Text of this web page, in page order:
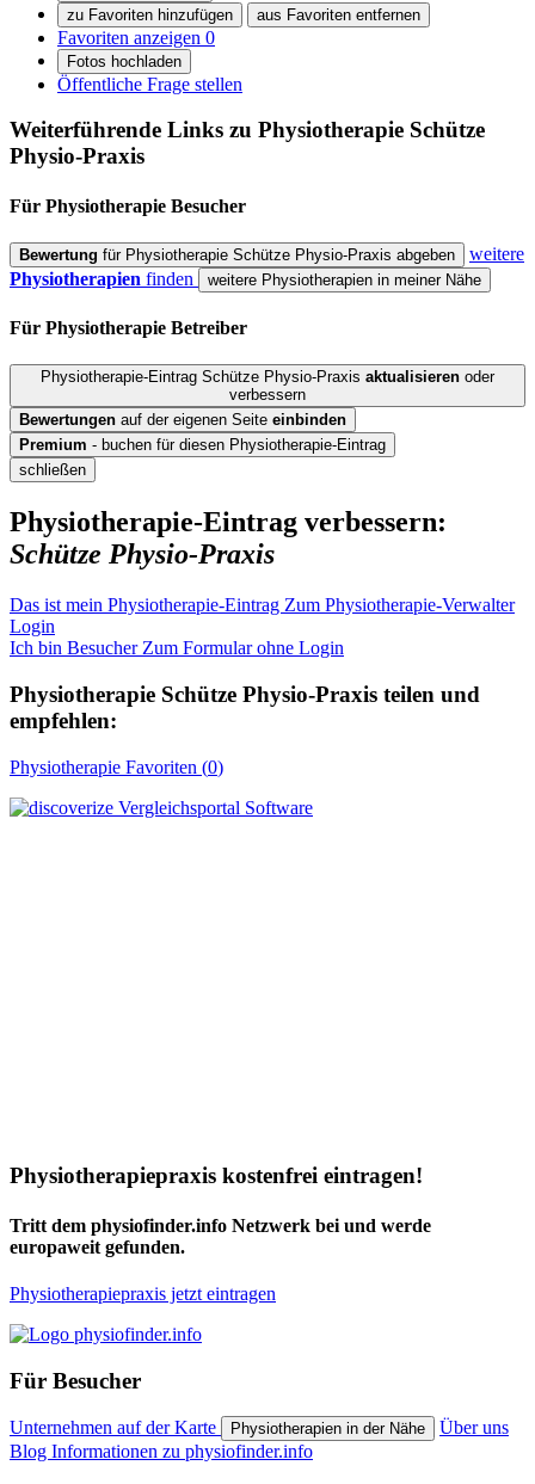
zu Favoriten hinzufügen
aus Favoriten entfernen
Favoriten anzeigen 0
Fotos hochladen
Öffentliche Frage stellen
Weiterführende Links zu Physiotherapie Schütze
Physio-Praxis
Für Physiotherapie Besucher
Bewertung für Physiotherapie Schütze Physio-Praxis abgeben
weitere
Physiotherapien finden weitere Physiotherapien in meiner Nähe
Für Physiotherapie Betreiber
Physiotherapie-Eintrag Schütze Physio-Praxis aktualisieren oder
verbessern
Bewertungen auf der eigenen Seite einbinden
Premium - buchen für diesen Physiotherapie-Eintrag
schließen
Physiotherapie-Eintrag verbessern:
Schütze Physio-Praxis
Das ist mein Physiotherapie-Eintrag Zum Physiotherapie-Verwalter
Login
Ich bin Besucher Zum Formular ohne Login
Physiotherapie Schütze Physio-Praxis teilen und
empfehlen:
Physiotherapie Favoriten (0)
Physiotherapiepraxis kostenfrei eintragen!
Tritt dem physiofinder.info Netzwerk bei und werde
europaweit gefunden.
Physiotherapiepraxis jetzt eintragen
Für Besucher
Unternehmen auf der Karte Physiotherapien in der Nähe
Über uns
Blog Informationen zu physiofinder.info